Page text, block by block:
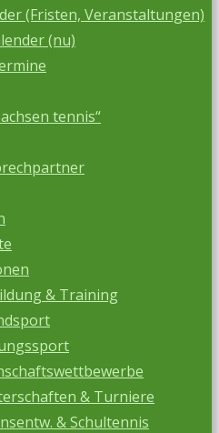
(Fristen, Veranstaltungen)
(nu)
tennis“
& Training
& Turniere
& Schultennis